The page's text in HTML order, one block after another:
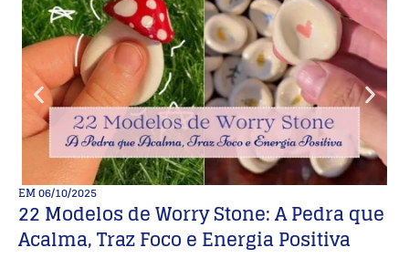
EM06/10/2025
22 Modelos de Worry Stone: A Pedra que
Acalma, Traz Foco e Energia Positiva